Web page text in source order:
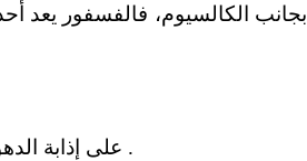
بجانب الكالسيوم، فالفسفور يعد
يعمل فيتامين A» على إذابة الدهون الزائدة بالجسم، بالإضافة إلى أنه علاج فعال للحفاظ على صحة العين وترطيب البشرة .